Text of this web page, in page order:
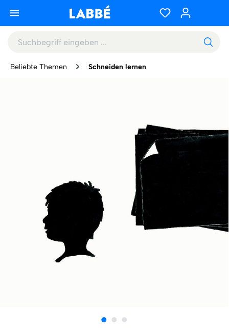
Beliebte Themen Schneiden lernen